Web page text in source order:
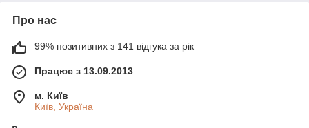
Про нас
99% позитивних з 141 відгука за рік
Працює з 13.09.2013
м. Київ
Київ, Україна